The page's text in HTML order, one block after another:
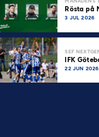
Rösta på
3 JUL 2026
SEF
IFK
22 JUN 2026